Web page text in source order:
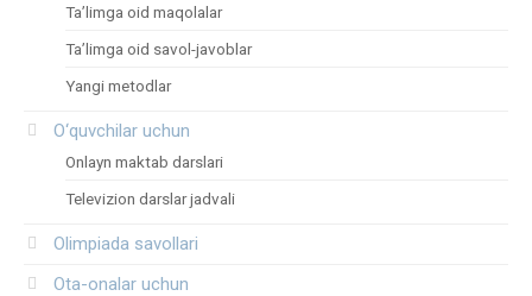
Ta’limga oid maqolalar
Ta’limga oid savol-javoblar
Yangi metodlar
O‘quvchilar uchun
Onlayn maktab darslari
Televizion darslar jadvali
Olimpiada savollari
Ota-onalar uchun